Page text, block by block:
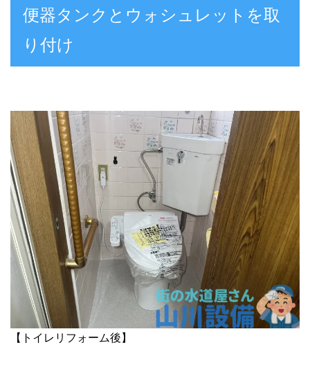
便器タンクとウォシュレットを取
り付け
【トイレリフォーム後】